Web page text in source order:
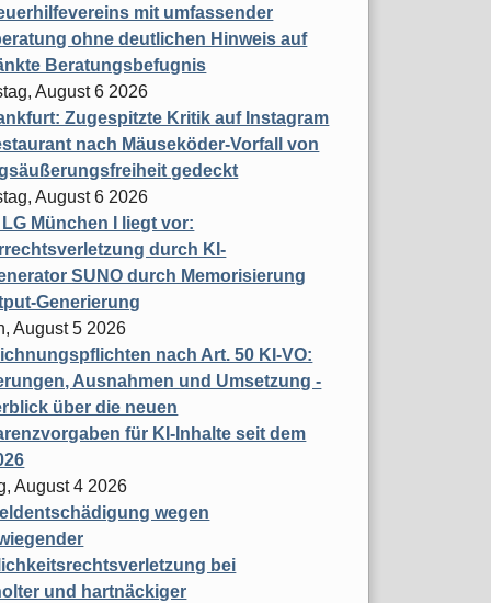
mit umfassender
ohne deutlichen Hinweis auf
Beratungsbefugnis
August 6 2026
Zugespitzte Kritik auf Instagram
nach Mäuseköder-Vorfall von
gedeckt
August 6 2026
München I liegt vor:
durch KI-
SUNO durch Memorisierung
Generierung
August 5 2026
nach Art. 50 KI-VO:
Ausnahmen und Umsetzung -
über die neuen
für KI-Inhalte seit dem
August 4 2026
wegen
bei
und hartnäckiger